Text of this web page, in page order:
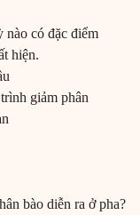
nào có đặc điểm
hiện.
giảm phân
bào diễn ra ở pha?